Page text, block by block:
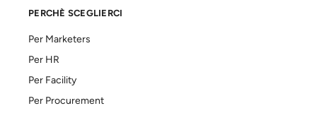
PERCHÈ SCEGLIERCI
Per Marketers
Per HR
Per Facility
Per Procurement